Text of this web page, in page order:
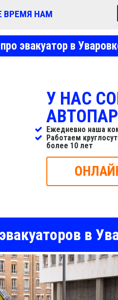
ВРЕМЯ НАМ
эвакуатор в
У НАС
Ежедневно наша
Работаем
более 10 лет
в